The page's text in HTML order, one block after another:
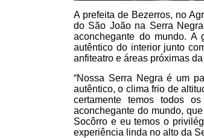
A prefeita de Bezerros, no
do São João na Serra
aconchegante do mundo. A
autêntico do interior junto
anfiteatro e áreas próximas
“Nossa Serra Negra é um
autêntico, o clima frio de
certamente temos todos
aconchegante do mundo,
Socôrro e eu temos o
experiência linda no alto da